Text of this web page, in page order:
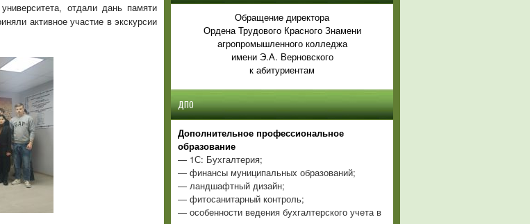
отдали дань памяти
активное участие в экскурсии
Обращение директора
Ордена Трудового Красного Знамени
агропромышленного колледжа
имени Э.А. Верновского
к абитуриентам
ДПО
Дополнительное профессиональное
образование
— 1С: Бухгалтерия;
— финансы муниципальных образований;
— ландшафтный дизайн;
— фитосанитарный контроль;
— особенности ведения бухгалтерского учета в